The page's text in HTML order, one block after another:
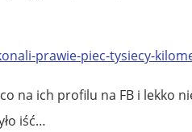
prawie-piec-tysiecy-
na ich profilu na FB i lekko
iść…